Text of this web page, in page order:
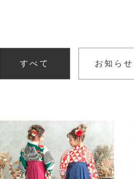
すべて お知らせ